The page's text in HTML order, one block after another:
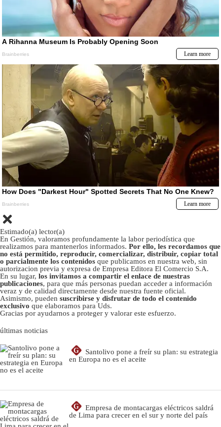
Estimado(a) lector(a)
En Gestión, valoramos profundamente la labor periodística que
realizamos para mantenerlos informados. Por ello, les recordamos que
no está permitido, reproducir, comercializar, distribuir, copiar total
o parcialmente los contenidos que publicamos en nuestra web, sin
autorizacion previa y expresa de Empresa Editora El Comercio S.A.
En su lugar, los invitamos a compartir el enlace de nuestras
publicaciones, para que más personas puedan acceder a información
veraz y de calidad directamente desde nuestra fuente oficial.
Asimismo, pueden suscribirse y disfrutar de todo el contenido
exclusivo que elaboramos para Uds.
Gracias por ayudarnos a proteger y valorar este esfuerzo.
últimas noticias
G
Santolivo pone a freír su plan: su estrategia
en Europa no es el aceite
G
Empresa de montacargas eléctricos saldrá
de Lima para crecer en el sur y norte del país